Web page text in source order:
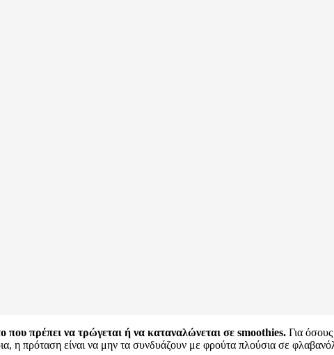
που πρέπει να τρώγεται ή να καταναλώνεται σε smoothies. Για
η πρόταση είναι να μην τα συνδυάζουν με φρούτα πλούσια σε